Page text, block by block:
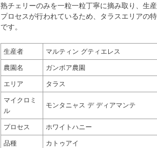
熟チェリーのみを一粒一粒丁寧に摘み取り、生
プロセスが行われているため、タラスエリアの
です。
生産者 マルティン グティエレス
農園名 ガンボア農園
エリア タラス
マイクロミ
ル
モンタニャス デ ディアマンテ
プロセス ホワイトハニー
品種 カトゥアイ